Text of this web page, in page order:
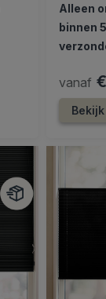
Alleen
binnen
vanaf